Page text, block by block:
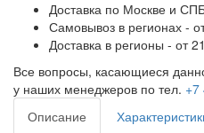
Доставка по Москве и
Самовывоз в регионах -
Доставка в регионы - от
Все вопросы, касающиеся
у наших менеджеров по тел. +7
Описание